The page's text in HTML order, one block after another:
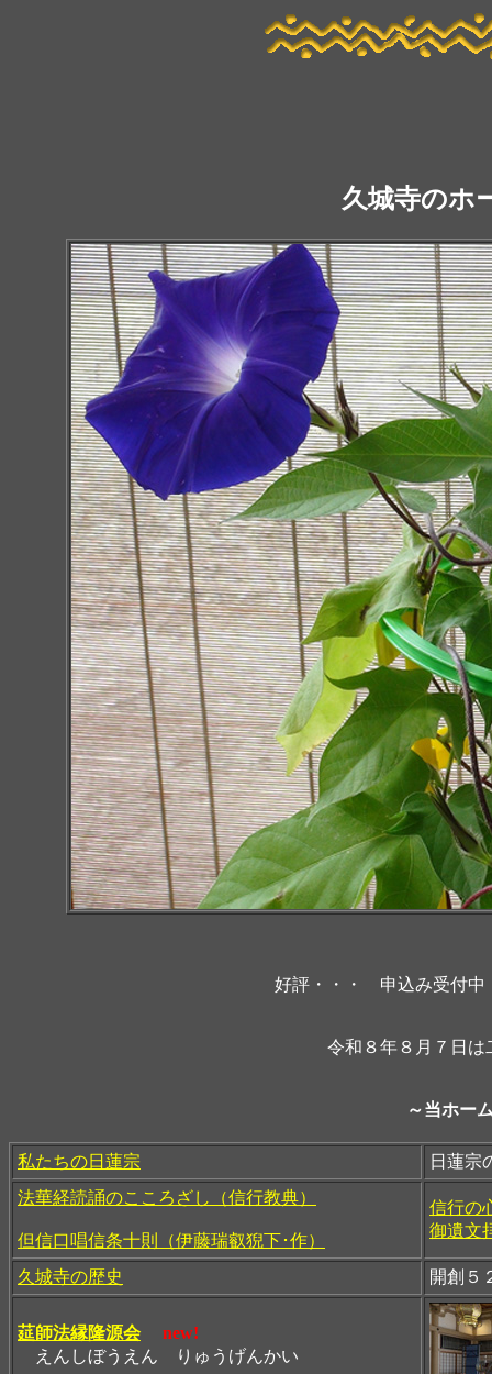
久城寺のホ
好評・・・ 申込み受付
令和８年８月７日は
～当ホー
私たちの日蓮宗
日蓮
法華経読誦のこころざし（信行教典）
但信口唱信条十則（伊藤瑞叡猊下･作）
信行の
御遺文
久城寺の歴史 開創
莚師法縁隆源会
new!
えんしぼうえん りゅうげんかい